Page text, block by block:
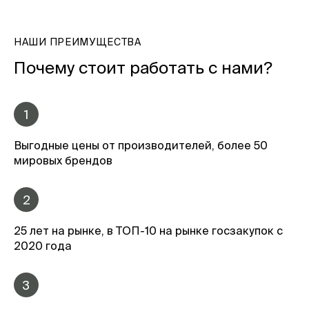
НАШИ ПРЕИМУЩЕСТВА
Почему стоит работать с нами?
1
Выгодные цены от производителей, более 50
мировых брендов
2
25 лет на рынке, в ТОП-10 на рынке госзакупок с
2020 года
3